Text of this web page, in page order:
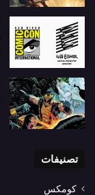
تصنيفات
كومكس